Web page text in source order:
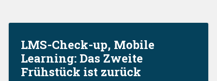
LMS-Check-up, Mobile
Learning: Das Zweite
Frühstück ist zurück